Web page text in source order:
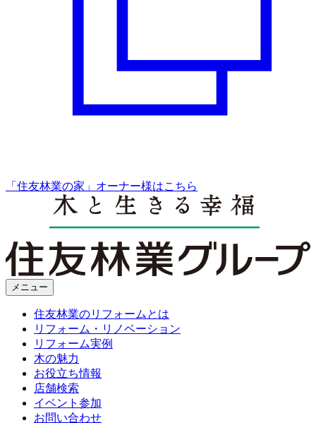
「住友林業の家」オーナー様はこちら
メニュー
住友林業のリフォームとは
リフォーム・リノベーション
リフォーム実例
木の魅力
お役立ち情報
店舗検索
イベント参加
お問い合わせ